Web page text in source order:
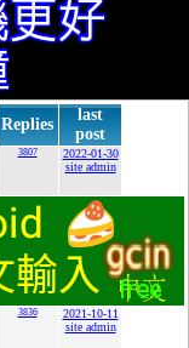
Replies
last
post
3807
2022-01-30
site admin
3836
2021-10-11
site admin